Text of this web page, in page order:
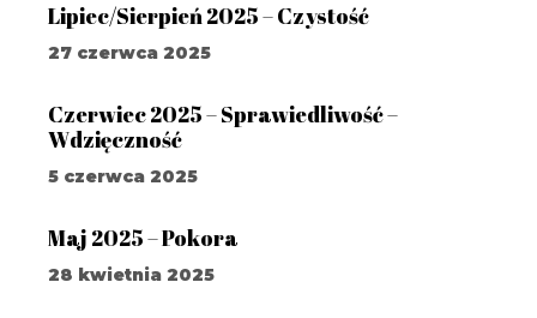
Lipiec/Sierpień 2025 – Czystość
27 czerwca 2025
Czerwiec 2025 – Sprawiedliwość –
Wdzięczność
5 czerwca 2025
Maj 2025 – Pokora
28 kwietnia 2025